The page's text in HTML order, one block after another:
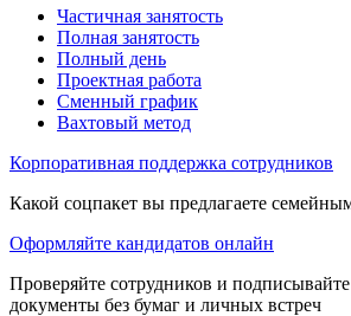
Частичная занятость
Полная занятость
Полный день
Проектная работа
Сменный график
Вахтовый метод
Корпоративная поддержка сотрудников
Какой соцпакет вы предлагаете
Оформляйте кандидатов онлайн
Проверяйте сотрудников и
документы без бумаг и личных встреч